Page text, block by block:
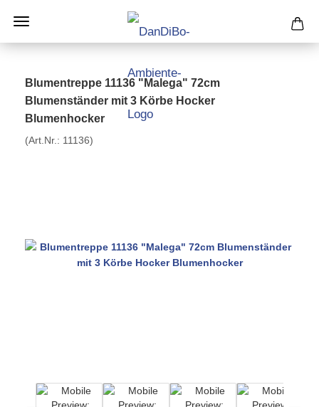
Blumentreppe 11136 "Malega" 72cm
Blumenständer mit 3 Körbe Hocker
Blumenhocker
(Art.Nr.: 11136)